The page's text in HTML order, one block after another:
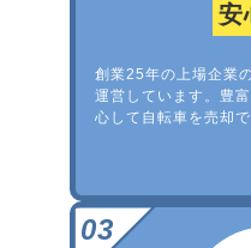
安
創業25年の上場企業
運営しています。豊
心して自転車を売却で